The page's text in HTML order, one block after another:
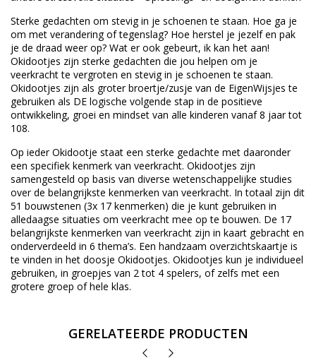
Sterke gedachten om stevig in je schoenen te staan. Hoe ga je
om met verandering of tegenslag? Hoe herstel je jezelf en pak
je de draad weer op? Wat er ook gebeurt, ik kan het aan!
Okidootjes zijn sterke gedachten die jou helpen om je
veerkracht te vergroten en stevig in je schoenen te staan.
Okidootjes zijn als groter broertje/zusje van de EigenWijsjes te
gebruiken als DE logische volgende stap in de positieve
ontwikkeling, groei en mindset van alle kinderen vanaf 8 jaar tot
108.
Op ieder Okidootje staat een sterke gedachte met daaronder
een specifiek kenmerk van veerkracht. Okidootjes zijn
samengesteld op basis van diverse wetenschappelijke studies
over de belangrijkste kenmerken van veerkracht. In totaal zijn dit
51 bouwstenen (3x 17 kenmerken) die je kunt gebruiken in
alledaagse situaties om veerkracht mee op te bouwen. De 17
belangrijkste kenmerken van veerkracht zijn in kaart gebracht en
onderverdeeld in 6 thema’s. Een handzaam overzichtskaartje is
te vinden in het doosje Okidootjes. Okidootjes kun je individueel
gebruiken, in groepjes van 2 tot 4 spelers, of zelfs met een
grotere groep of hele klas.
GERELATEERDE PRODUCTEN